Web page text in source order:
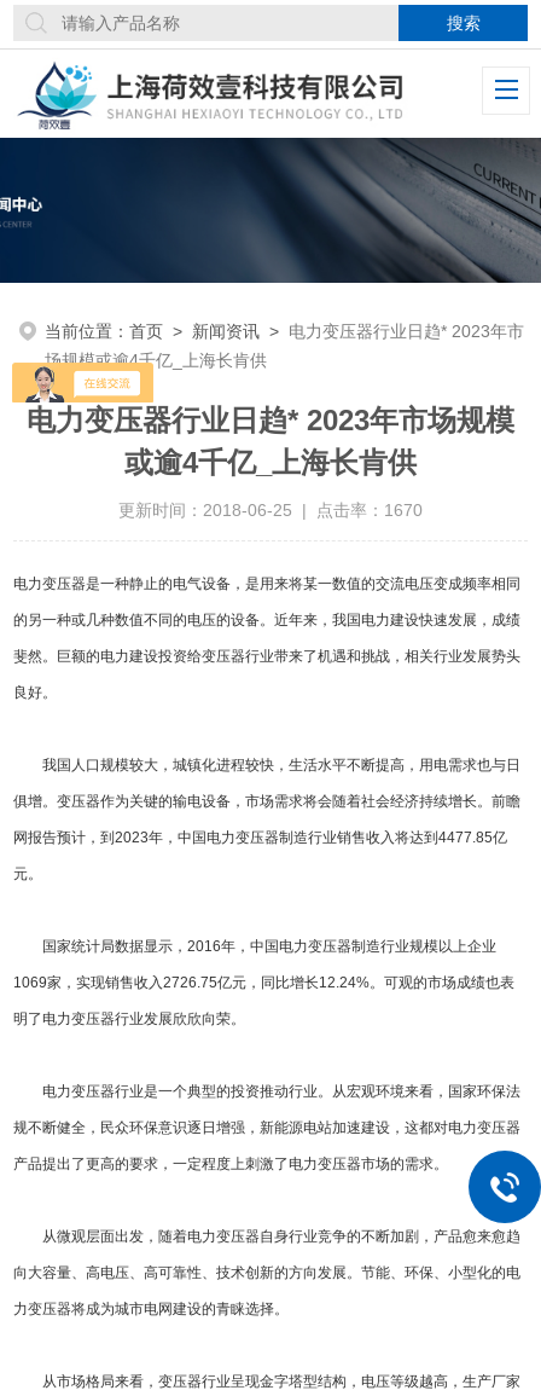
当前位置：首页 > 新闻资讯 > 电力变压器行业日趋* 2023年市
场规模或逾4千亿_上海长肯供
电力变压器行业日趋* 2023年市场规模
或逾4千亿_上海长肯供
更新时间：2018-06-25 | 点击率：1670
电力变压器是一种静止的电气设备，是用来将某一数值的交流电压变成频率相同
的另一种或几种数值不同的电压的设备。近年来，我国电力建设快速发展，成绩
斐然。巨额的电力建设投资给变压器行业带来了机遇和挑战，相关行业发展势头
良好。
我国人口规模较大，城镇化进程较快，生活水平不断提高，用电需求也与日
俱增。变压器作为关键的输电设备，市场需求将会随着社会经济持续增长。前瞻
网报告预计，到2023年，中国电力变压器制造行业销售收入将达到4477.85亿
元。
国家统计局数据显示，2016年，中国电力变压器制造行业规模以上企业
1069家，实现销售收入2726.75亿元，同比增长12.24%。可观的市场成绩也表
明了电力变压器行业发展欣欣向荣。
电力变压器行业是一个典型的投资推动行业。从宏观环境来看，国家环保法
规不断健全，民众环保意识逐日增强，新能源电站加速建设，这都对电力变压器
产品提出了更高的要求，一定程度上刺激了电力变压器市场的需求。
从微观层面出发，随着电力变压器自身行业竞争的不断加剧，产品愈来愈趋
向大容量、高电压、高可靠性、技术创新的方向发展。节能、环保、小型化的电
力变压器将成为城市电网建设的青睐选择。
从市场格局来看，变压器行业呈现金字塔型结构，电压等级越高，生产厂家